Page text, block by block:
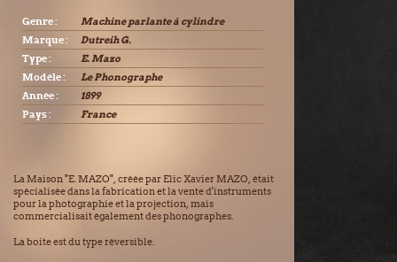
Genre :
Machine parlante à cylindre
Marque :
Dutreih G.
Type :
E. Mazo
Modèle :
Le Phonographe
Année :
1899
Pays :
France
La Maison "E. MAZO", créée par Elic Xavier MAZO, était
spécialisée dans la fabrication et la vente d'instruments
pour la photographie et la projection, mais
commercialisait également des phonographes.
La boite est du type réversible.